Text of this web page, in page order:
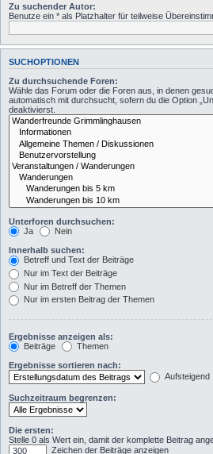
Zu suchender Autor:
Benutze ein * als Platzhalter für teilweise
SUCHOPTIONEN
Zu durchsuchende Foren:
Wähle das Forum oder die Foren aus, in denen
automatisch mit durchsucht, sofern du die Option
deaktivierst.
Unterforen durchsuchen:
Ja
Nein
Innerhalb suchen:
Betreff und Text der Beiträge
Nur im Text der Beiträge
Nur im Betreff der Themen
Nur im ersten Beitrag der Themen
Ergebnisse anzeigen als:
Beiträge
Themen
Ergebnisse sortieren nach:
Aufsteigend
Suchzeitraum begrenzen:
Die ersten:
Stelle 0 als Wert ein, damit der komplette Beitrag
Zeichen der Beiträge anzeigen